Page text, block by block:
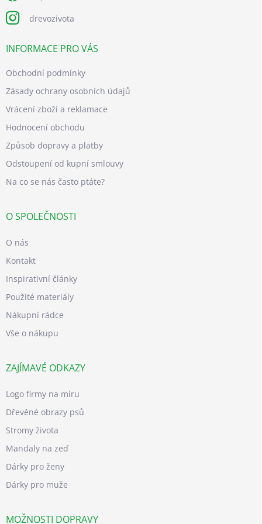
drevozivota
INFORMACE PRO VÁS
Obchodní podmínky
Zásady ochrany osobních údajů
Vrácení zboží a reklamace
Hodnocení obchodu
Způsob dopravy a platby
Odstoupení od kupní smlouvy
Na co se nás často ptáte?
O SPOLEČNOSTI
O nás
Kontakt
Inspirativní články
Použité materiály
Nákupní rádce
Vše o nákupu
ZAJÍMAVÉ ODKAZY
Logo firmy na míru
Dřevěné obrazy psů
Stromy života
Mandaly na zeď
Dárky pro ženy
Dárky pro muže
MOŽNOSTI DOPRAVY